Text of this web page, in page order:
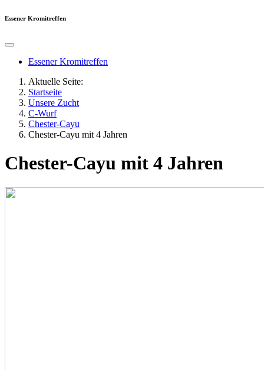
Essener Kromitreffen
Essener Kromitreffen
Aktuelle Seite:
Startseite
Unsere Zucht
C-Wurf
Chester-Cayu
Chester-Cayu mit 4 Jahren
Chester-Cayu mit 4 Jahren